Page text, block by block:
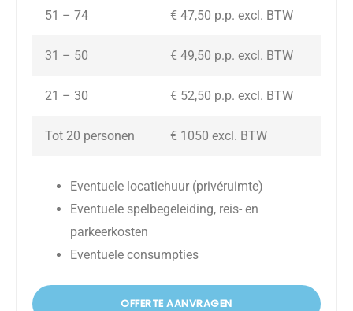
51 – 74 € 47,50 p.p. excl. BTW
31 – 50 € 49,50 p.p. excl. BTW
21 – 30 € 52,50 p.p. excl. BTW
Tot 20 personen € 1050 excl. BTW
Eventuele locatiehuur (privéruimte)
Eventuele spelbegeleiding, reis- en
parkeerkosten
Eventuele consumpties
OFFERTE AANVRAGEN